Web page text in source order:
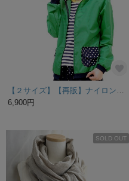
6,900円
SOLD OUT